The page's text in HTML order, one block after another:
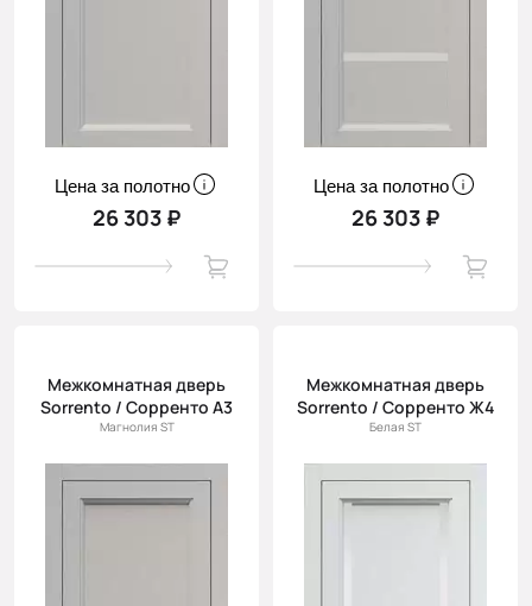
Цена за полотно
26 303 ₽
Цена за полотно
26 303 ₽
Межкомнатная дверь
Sorrento / Сорренто А3
Магнолия ST
Межкомнатная дверь
Sorrento / Сорренто Ж4
Белая ST